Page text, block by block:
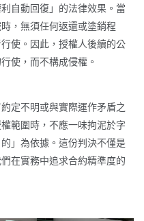
自動回復」的法律效果。當
，無須任何返還或塗銷程
使。因此，授權人後續的公
使，而不構成侵權。
定不明或與實際運作矛盾之
範圍時，不應一味拘泥於字
」為依據。這份判決不僅是
在實務中追求合約精準度的